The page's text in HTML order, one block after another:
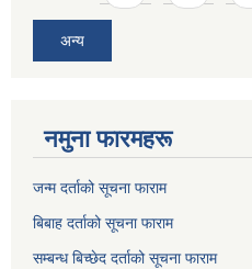
अन्य
नमुना फारमहरू
जन्म दर्ताको सूचना फाराम
बिबाह दर्ताको सूचना फाराम
सम्बन्ध बिच्छेद दर्ताको सूचना फाराम